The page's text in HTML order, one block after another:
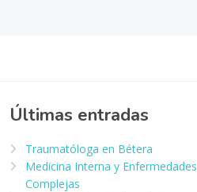
Últimas entradas
Traumatóloga en Bétera
Medicina Interna y Enfermedades
Complejas